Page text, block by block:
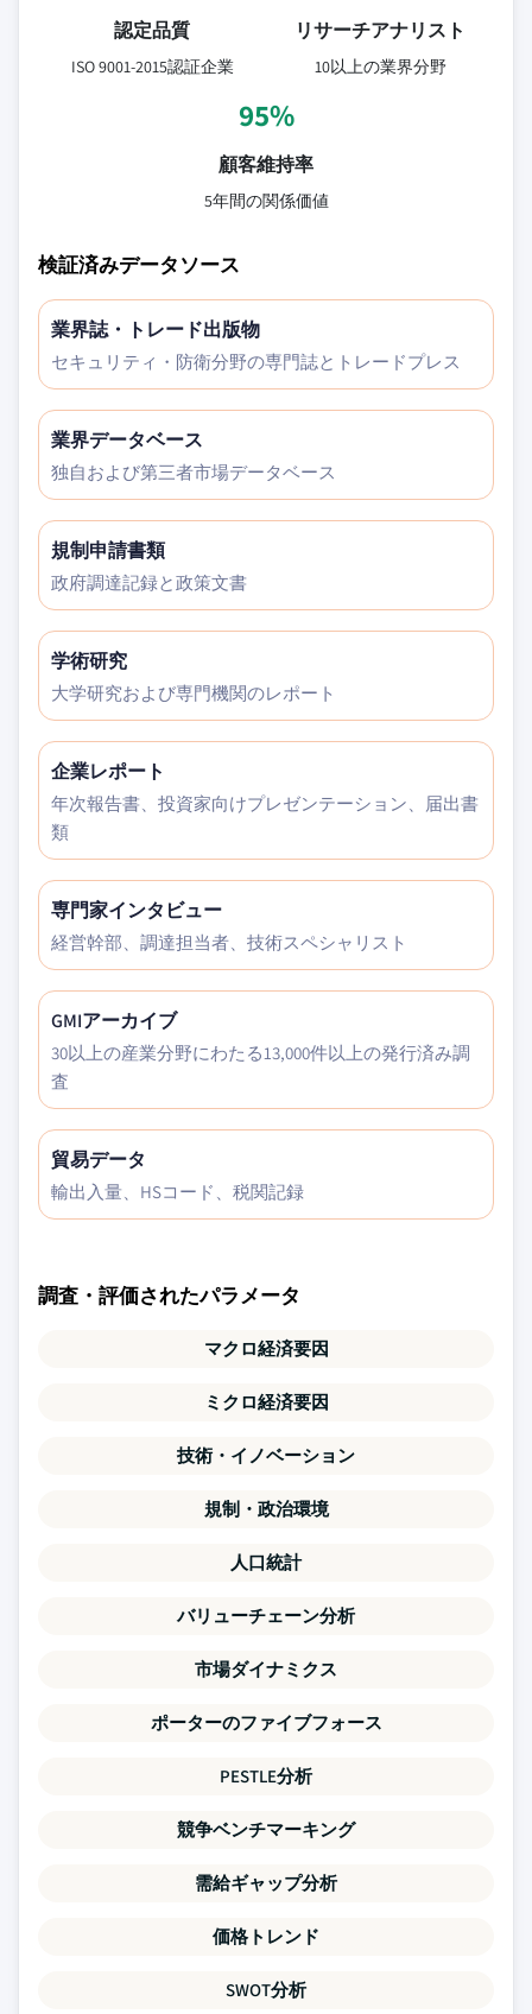
認定品質
ISO 9001-2015認証企業
リサーチアナリスト
10以上の業界分野
95%
顧客維持率
5年間の関係価値
検証済みデータソース
業界誌・トレード出版物
セキュリティ・防衛分野の専門誌とトレードプレス
業界データベース
独自および第三者市場データベース
規制申請書類
政府調達記録と政策文書
学術研究
大学研究および専門機関のレポート
企業レポート
年次報告書、投資家向けプレゼンテーション、届出書
類
専門家インタビュー
経営幹部、調達担当者、技術スペシャリスト
GMIアーカイブ
30以上の産業分野にわたる13,000件以上の発行済み調
査
貿易データ
輸出入量、HSコード、税関記録
調査・評価されたパラメータ
マクロ経済要因
ミクロ経済要因
技術・イノベーション
規制・政治環境
人口統計
バリューチェーン分析
市場ダイナミクス
ポーターのファイブフォース
PESTLE分析
競争ベンチマーキング
需給ギャップ分析
価格トレンド
SWOT分析